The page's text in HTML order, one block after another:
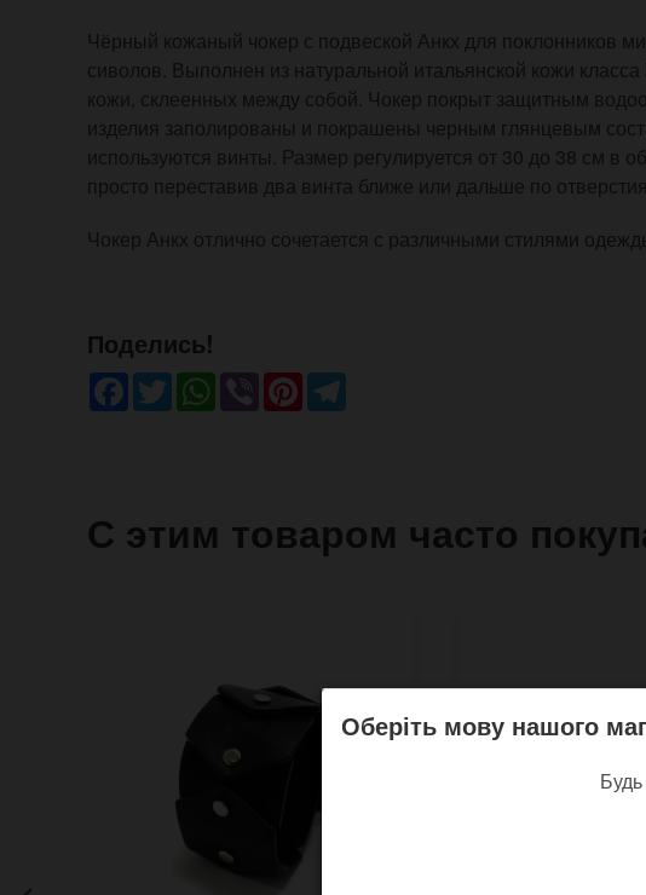
Чёрный кожаный чокер с подвеской Анкх для поклонников
сиволов. Выполнен из натуральной итальянской кожи
кожи, склеенных между собой. Чокер покрыт защитным
изделия заполированы и покрашены черным глянцевым
используются винты. Размер регулируется от 30 до 38 см в
просто переставив два винта ближе или дальше по
Чокер Анкх отлично сочетается с различными стилями
Поделись!
Facebook
TwitterWhatsApp
ViberPinterest
С этим товаром часто
Оберіть мову нашого